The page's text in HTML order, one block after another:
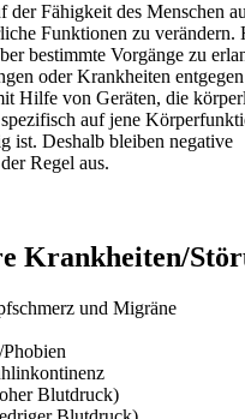
der Fähigkeit des Menschen
Funktionen zu verändern.
bestimmte Vorgänge zu
oder Krankheiten
Hilfe von Geräten, die
auf jene
ist. Deshalb bleiben negative
Regel aus.
Krankheiten/
und Migräne
Blutdruck)